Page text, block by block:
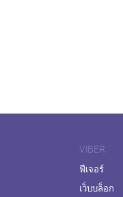
VIBER
ฟีเจอร์
เว็บบล็อก